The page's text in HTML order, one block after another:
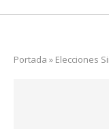
Portada » Elecciones